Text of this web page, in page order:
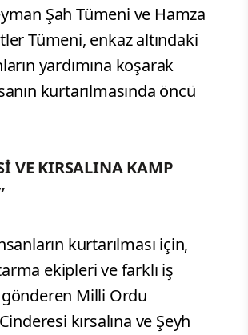
Şah Tümeni ve Hamza
Tümeni, enkaz altındaki
yardımına koşarak
kurtarılmasında öncü
VE KIRSALINA KAMP
kurtarılması için,
ekipleri ve farklı iş
Milli Ordu
kırsalına ve Şeyh